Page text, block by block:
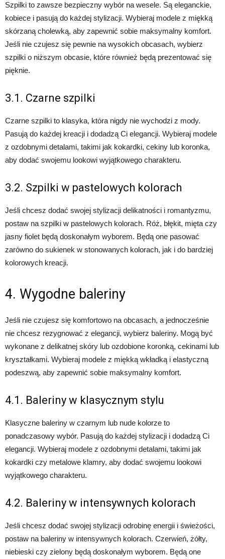
Szpilki to zawsze bezpieczny wybór na wesele. Są eleganckie,
kobiece i pasują do każdej stylizacji. Wybieraj modele z miękką
skórzaną cholewką, aby zapewnić sobie maksymalny komfort.
Jeśli nie czujesz się pewnie na wysokich obcasach, wybierz
szpilki o niższym obcasie, które również będą prezentować się
pięknie.
3.1. Czarne szpilki
Czarne szpilki to klasyka, która nigdy nie wychodzi z mody.
Pasują do każdej kreacji i dodadzą Ci elegancji. Wybieraj modele
z ozdobnymi detalami, takimi jak kokardki, cekiny lub koronka,
aby dodać swojemu lookowi wyjątkowego charakteru.
3.2. Szpilki w pastelowych kolorach
Jeśli chcesz dodać swojej stylizacji delikatności i romantyzmu,
postaw na szpilki w pastelowych kolorach. Róż, błękit, mięta czy
jasny fiolet będą doskonałym wyborem. Będą one pasować
zarówno do sukienek w stonowanych kolorach, jak i do bardziej
kolorowych kreacji.
4. Wygodne baleriny
Jeśli nie czujesz się komfortowo na obcasach, a jednocześnie
nie chcesz rezygnować z elegancji, wybierz baleriny. Mogą być
wykonane z delikatnej skóry lub ozdobione koronką, cekinami lub
kryształkami. Wybieraj modele z miękką wkładką i elastyczną
podeszwą, aby zapewnić sobie maksymalny komfort.
4.1. Baleriny w klasycznym stylu
Klasyczne baleriny w czarnym lub nude kolorze to
ponadczasowy wybór. Pasują do każdej stylizacji i dodadzą Ci
elegancji. Wybieraj modele z ozdobnymi detalami, takimi jak
kokardki czy metalowe klamry, aby dodać swojemu lookowi
wyjątkowego charakteru.
4.2. Baleriny w intensywnych kolorach
Jeśli chcesz dodać swojej stylizacji odrobinę energii i świeżości,
postaw na baleriny w intensywnych kolorach. Czerwień, żółty,
niebieski czy zielony będą doskonałym wyborem. Będą one